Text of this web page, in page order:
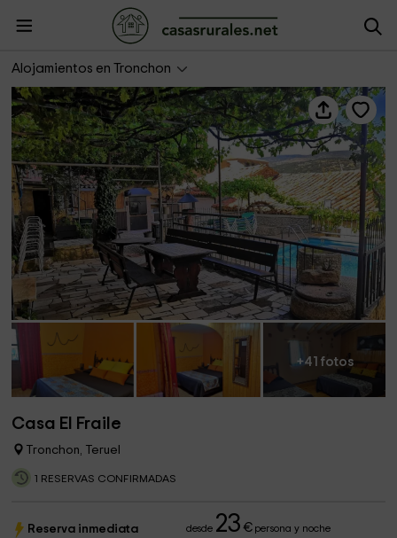
Alojamientos en Tronchon
+41 fotos
Casa El Fraile
Tronchon, Teruel
1 RESERVAS CONFIRMADAS
Reserva inmediata desde 23 €persona y noche